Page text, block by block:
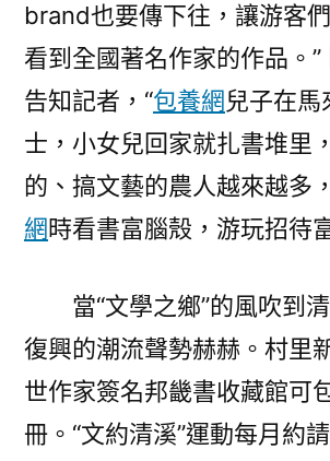
brand也要傳下往，讓游客
看到全國著名作家的作品。
告知記者，“包養網兒子在
士，小女兒回家就扎書堆里
的、搞文藝的農人越來越多
網時看書富腦殼，游玩招待
當“文學之鄉”的風吹到
復興的潮流聲勢赫赫。村里
世作家簽名邦畿書收藏館可
冊。“文約清溪”運動每月約